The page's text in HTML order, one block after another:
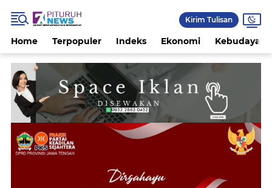
Kirim Tulisan
Home Terpopuler Indeks Ekonomi Kebudayaan